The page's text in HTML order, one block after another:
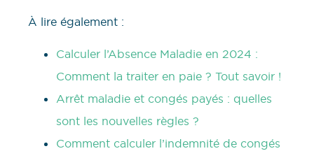
À lire également :
Calculer l’Absence Maladie en 2024 :
Comment la traiter en paie ? Tout savoir !
Arrêt maladie et congés payés : quelles
sont les nouvelles règles ?
Comment calculer l’indemnité de congés